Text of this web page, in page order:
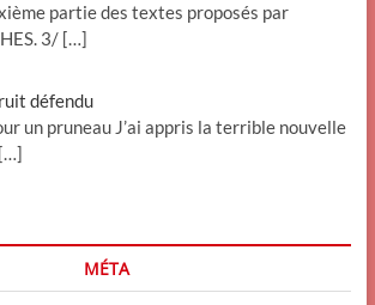
partie des textes proposés par
3/ […]
défendu
un pruneau J’ai appris la terrible nouvelle
[…]
MÉTA